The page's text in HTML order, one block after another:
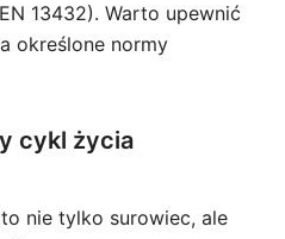
13432). Warto upewnić
określone normy
cykl życia
nie tylko surowiec, ale